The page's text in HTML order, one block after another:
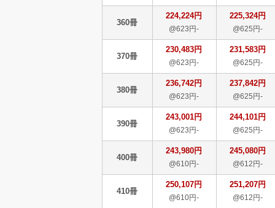
360冊
224,224円
@623円-
225,324円
@625円-
370冊
230,483円
@623円-
231,583円
@625円-
380冊
236,742円
@623円-
237,842円
@625円-
390冊
243,001円
@623円-
244,101円
@625円-
400冊
243,980円
@610円-
245,080円
@612円-
410冊
250,107円
@610円-
251,207円
@612円-